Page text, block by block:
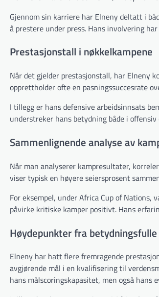
Gjennom sin karriere har Elneny deltatt i
å prestere under press. Hans involvering
Prestasjonstall i nøkkelkampene
Når det gjelder prestasjonstall, har Elneny
opprettholder ofte en pasningssuccesrate
I tillegg er hans defensive arbeidsinnsats
understreker hans betydning både i
Sammenlignende analyse av
Når man analyserer kampresultater,
viser typisk en høyere seiersprosent
For eksempel, under Africa Cup of Nations,
påvirke kritiske kamper positivt. Hans
Høydepunkter fra
Elneny har hatt flere fremragende
avgjørende mål i en kvalifisering til
hans målscoringskapasitet, men også